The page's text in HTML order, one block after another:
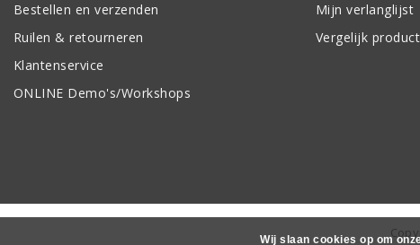
Bestellen en verzenden
Ruilen & retourneren
Klantenservice
ONLINE Demo's/Workshops
Mijn verlanglijst
Vergelijk
Wij slaan cookies op om